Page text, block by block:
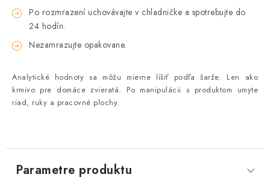
Po rozmrazení uchovávajte v chladničke a spotrebujte do
24 hodín.
Nezamrazujte opakovane.
Analytické hodnoty sa môžu mierne líšiť podľa šarže. Len ako
krmivo pre domáce zvieratá. Po manipulácii s produktom umyte
riad, ruky a pracovné plochy.
Parametre produktu